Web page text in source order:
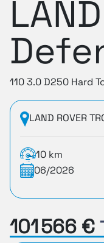
110 3.0 D250 Hard
LAND ROVER
10 km
06/2026
101 566 €